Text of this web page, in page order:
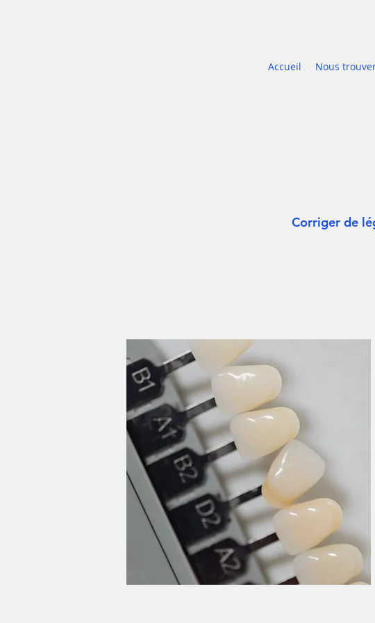
Accueil Nous
Corriger de